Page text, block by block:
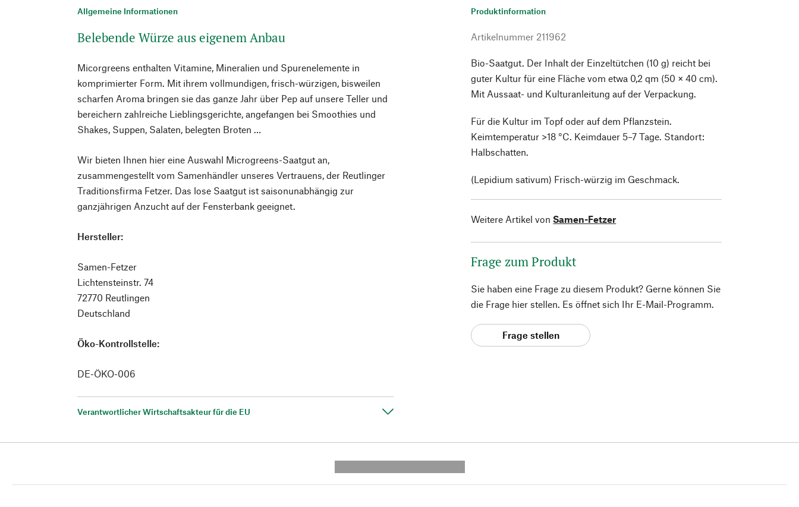
Allgemeine Informationen
Belebende Würze aus eigenem Anbau
Micorgreens enthalten Vitamine, Mineralien und Spurenelemente in
komprimierter Form. Mit ihrem vollmundigen, frisch-würzigen, bisweilen
scharfen Aroma bringen sie das ganze Jahr über Pep auf unsere Teller und
bereichern zahlreiche Lieblingsgerichte, angefangen bei Smoothies und
Shakes, Suppen, Salaten, belegten Broten …
Wir bieten Ihnen hier eine Auswahl Microgreens-Saatgut an,
zusammengestellt vom Samenhändler unseres Vertrauens, der Reutlinger
Traditionsfirma Fetzer. Das lose Saatgut ist saisonunabhängig zur
ganzjährigen Anzucht auf der Fensterbank geeignet.
Hersteller:
Samen-Fetzer
Lichtensteinstr. 74
72770 Reutlingen
Deutschland
Öko-Kontrollstelle:
DE-ÖKO-006
Verantwortlicher Wirtschaftsakteur für die EU
Produktinformation
Artikelnummer 211962
Bio-Saatgut. Der Inhalt der Einzeltütchen (10 g) reicht bei
guter Kultur für eine Fläche vom etwa 0,2 qm (50 × 40 cm).
Mit Aussaat- und Kulturanleitung auf der Verpackung.
Für die Kultur im Topf oder auf dem Pflanzstein.
Keimtemperatur >18 °C. Keimdauer 5–7 Tage. Standort:
Halbschatten.
(Lepidium sativum) Frisch-würzig im Geschmack.
Weitere Artikel von Samen-Fetzer
Frage zum Produkt
Sie haben eine Frage zu diesem Produkt? Gerne können Sie
die Frage hier stellen. Es öffnet sich Ihr E-Mail-Programm.
Frage stellen